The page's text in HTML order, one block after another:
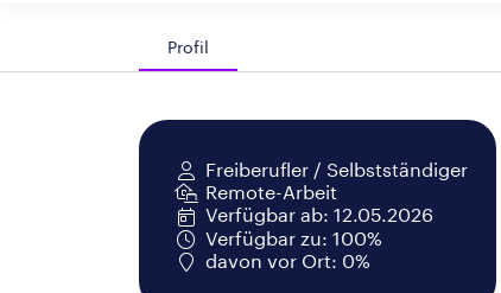
Profil
Freiberufler / Selbstständiger
Remote-Arbeit
Verfügbar ab: 12.05.2026
Verfügbar zu: 100%
davon vor Ort: 0%